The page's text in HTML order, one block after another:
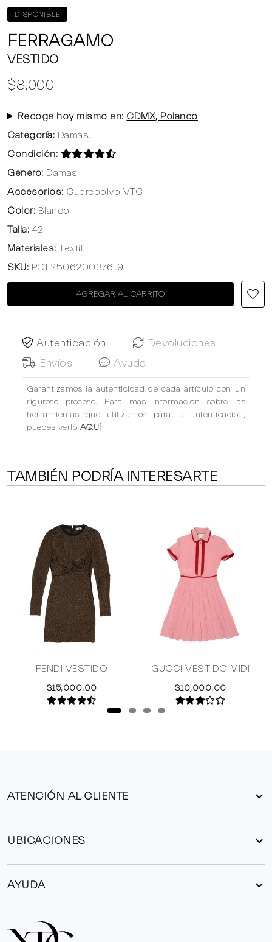
DISPONIBLE
FERRAGAMO
VESTIDO
$8,000
Recoge hoy mismo en: CDMX, Polanco
Categoría: Damas..
Condición:
Genero: Damas
Accesorios: Cubrepolvo VTC
Color: Blanco
Talla: 42
Materiales: Textil
SKU: POL250620037619
AGREGAR AL CARRITO
Autenticación
Devoluciones
Envíos
Ayuda
Garantizamos la autenticidad de cada artículo con un
riguroso proceso. Para mas información sobre las
herramientas que utilizamos para la autenticación,
puedes verlo AQUÍ
TAMBIÉN PODRÍA INTERESARTE
FENDI VESTIDO
$15,000.00
GUCCI VESTIDO MIDI
$10,000.00
ATENCIÓN AL CLIENTE
UBICACIONES
AYUDA